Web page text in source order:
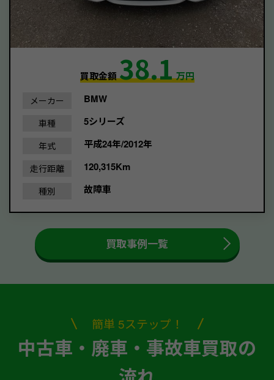
買取金額38.1万円
メーカー BMW
車種 5シリーズ
年式 平成24年/2012年
走行距離 120,315Km
種別 故障車
買取事例一覧
簡単 5ステップ！
中古車・廃車・事故車買取の